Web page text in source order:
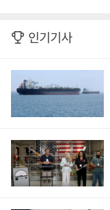
인기기사